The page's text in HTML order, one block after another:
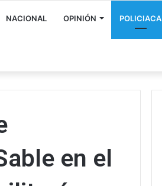
NACIONAL OPINIÓN POLICIACA
en el